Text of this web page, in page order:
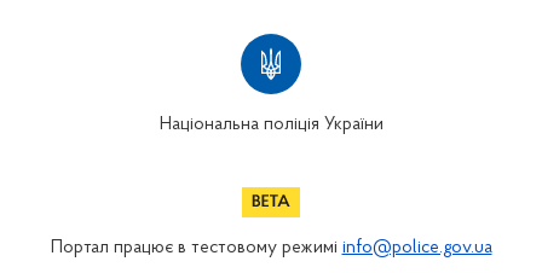
Національна поліція України
Портал працює в тестовому режимі info@police.gov.ua